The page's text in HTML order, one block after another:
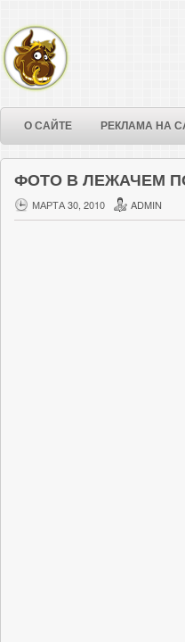
О САЙТЕ РЕКЛАМА НА
ФОТО В ЛЕЖАЧЕМ
МАРТА 30, 2010 ADMIN